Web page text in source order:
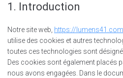
1. Introduction
Notre site web, https://lumens41.com
utilise des cookies et autres
toutes ces technologies sont
Des cookies sont également placés
nous avons engagées. Dans le